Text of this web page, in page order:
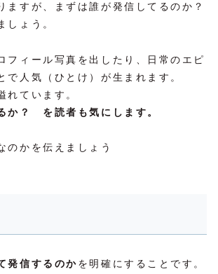
ますが、まずは誰が発信してるのか？
しょう。
フィール写真を出したり、日常のエピ
で人気（ひとけ）が生まれます。
れています。
か？ を読者も気にします。
のかを伝えましょう
発信するのかを明確にすることです。